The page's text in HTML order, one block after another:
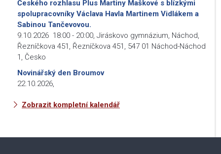
Českého rozhlasu Plus Martiny Maškové s blízkými
spolupracovníky Václava Havla Martinem Vidlákem a
Sabinou Tančevovou.
9.10.2026 18:00 - 20:00 Jiráskovo gymnázium, Náchod,
Řezníčkova 451, Řezníčkova 451, 547 01 Náchod-Náchod
1, Česko
Novinářský den Broumov
22.10.2026
Zobrazit kompletní kalendář